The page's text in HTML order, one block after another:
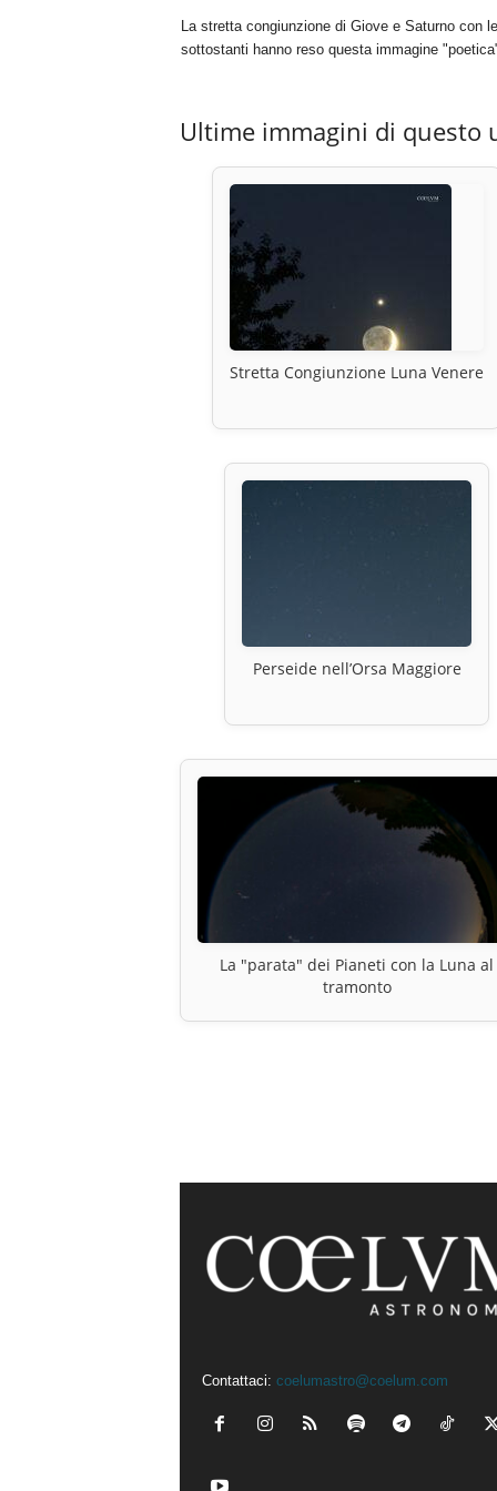
La stretta congiunzione di Giove e Saturno con
sottostanti hanno reso questa immagine
Ultime immagini di questo
Stretta Congiunzione Luna Venere
Perseide nell’Orsa Maggiore
La "parata" dei Pianeti con la Luna al
tramonto
Contattaci: coelumastro@coelum.com